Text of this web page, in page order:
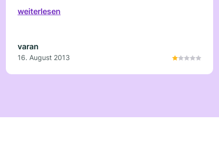
wieder!!!
weiterlesen
varan
16. August 2013